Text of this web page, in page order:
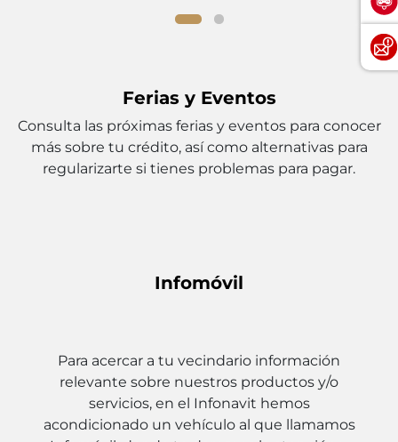
Ferias y Eventos
Consulta las próximas ferias y eventos para conocer
más sobre tu crédito, así como alternativas para
regularizarte si tienes problemas para pagar.
Infomóvil
Para acercar a tu vecindario información
relevante sobre nuestros productos y/o
servicios, en el Infonavit hemos
acondicionado un vehículo al que llamamos